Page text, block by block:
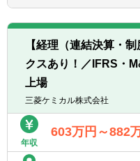
【求める
■自発的
て高い意
■業務効
■チーム
きる方
■改善提
管理を通
■新規金
関する管
【仕事の
場）で
す。
■リース
核的な
組織の成
【経理（連結決算・
クスあり！／IFRS・
上場
三菱ケミカル株式会社
年収
603万円～882